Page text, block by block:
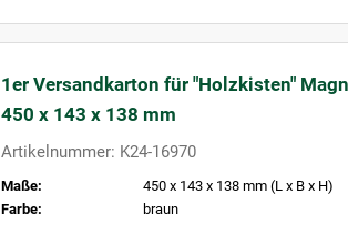
1er Versandkarton für "Holzkisten"
450 x 143 x 138 mm
Artikelnummer: K24-16970
Maße:
450 x 143 x 138 mm (L x B x H)
Farbe:
braun